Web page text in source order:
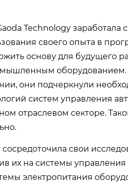
Technology
своего опыта в
основу для будущего
они подчеркнули
систем управления
отраслевом секторе.
свои
их на системы
электропитания